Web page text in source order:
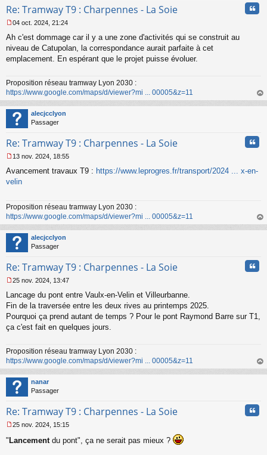
Re: Tramway T9 : Charpennes - La Soie
e
s
s
e
n
o
n
l
u
04 oct. 2024, 21:24
Ah c'est dommage car il y a une zone d'activités qui se construit au
niveau de Catupolan, la correspondance aurait parfaite à cet
emplacement. En espérant que le projet puisse évoluer.
Proposition réseau tramway Lyon 2030 :
https://www.google.com/maps/d/viewer?mi ... 00005&z=11
au
alecjcclyon
Passager
Re: Tramway T9 : Charpennes - La Soie
e
s
g
e
n
o
n
l
13 nov. 2024, 18:55
Avancement travaux T9 : https://www.leprogres.fr/transport/2024 ... x-en-
velin
Proposition réseau tramway Lyon 2030 :
https://www.google.com/maps/d/viewer?mi ... 00005&z=11
au
alecjcclyon
Passager
Re: Tramway T9 : Charpennes - La Soie
e
s
s
g
n
o
n
l
u
25 nov. 2024, 13:47
Lancage du pont entre Vaulx-en-Velin et Villeurbanne.
Fin de la traversée entre les deux rives au printemps 2025.
Pourquoi ça prend autant de temps ? Pour le pont Raymond Barre sur T1,
ça c'est fait en quelques jours.
Proposition réseau tramway Lyon 2030 :
https://www.google.com/maps/d/viewer?mi ... 00005&z=11
au
nanar
Passager
Re: Tramway T9 : Charpennes - La Soie
e
25 nov. 2024, 15:15
" Lancement du pont", ça ne serait pas mieux ?